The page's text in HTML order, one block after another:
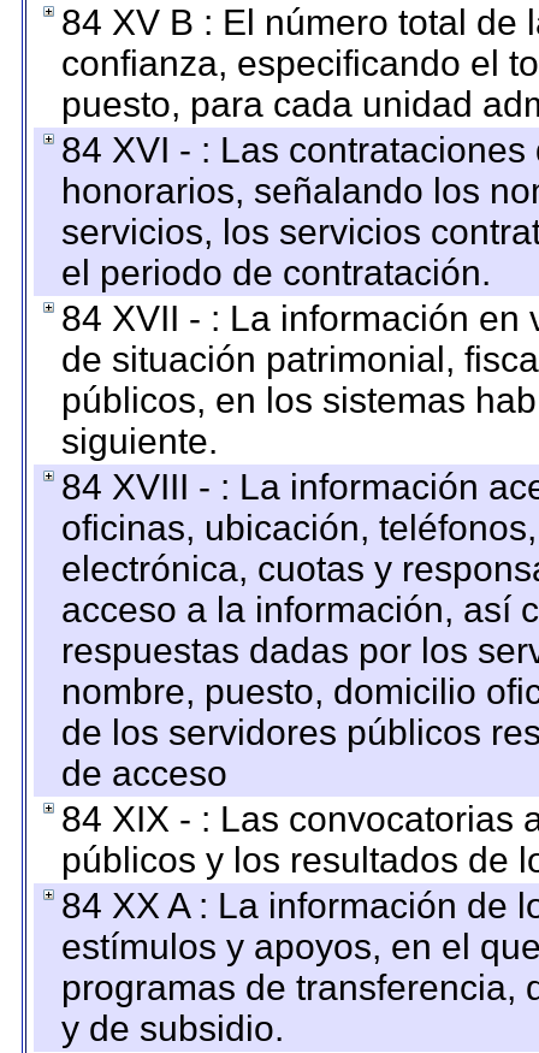
84 XV B : El número total de
confianza, especificando el
puesto, para cada unidad
84 XVI - : Las
honorarios, señalando los
servicios, los servicios
el periodo de contratación.
84 XVII - : La información
de situación patrimonial,
públicos, en los sistemas
siguiente.
84 XVIII - : La información
oficinas, ubicación,
electrónica, cuotas y
acceso a la información, así
respuestas dadas por los
nombre, puesto, domicilio
de los servidores públicos
de acceso
84 XIX - : Las convocatorias
públicos y los resultados de
84 XX A : La información de
estímulos y apoyos, en el
programas de transferencia,
y de subsidio.